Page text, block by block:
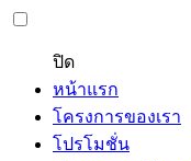
ปิด
หน้าแรก
โครงการของเรา
โปรโมชั่น